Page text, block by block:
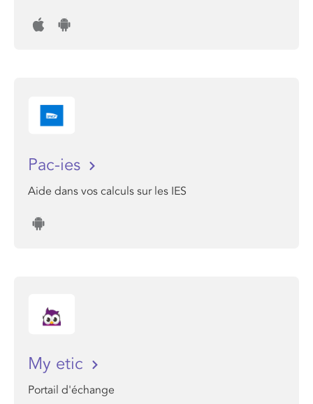
Pac-ies
Aide dans vos calculs sur les IES
My etic
Portail d'échange